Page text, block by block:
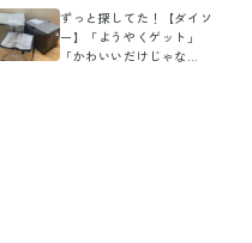
ずっと探してた！【ダイソ
ー】「ようやくゲット」
「かわいいだけじゃな